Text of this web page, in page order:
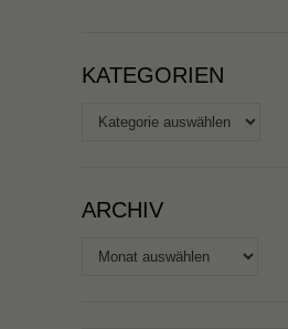
KATEGORIEN
Kategorien
ARCHIV
Archiv